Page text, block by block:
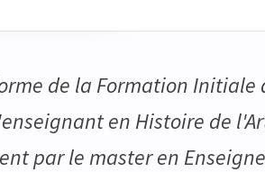
de la Formation Initiale
en Histoire de
par le master en